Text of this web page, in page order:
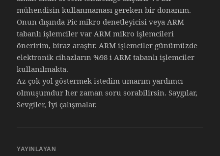
mühendisin kullanmaması gereken bir donanım.
Onun dışında Pic mikro denetleyicisi veya ARM
tabanlı işlemciler var ARM mikro işlemcileri
öneririm, biraz araştır. ARM işlemciler günümüzde
elektronik cihazların %98 i ARM tabanlı işlemciler
kullanılmakta.
Az çok yol göstermek istedim umarım yardımcı
olmuşumdur her zaman soru sorabilirsin. Saygılar,
Sevgiler, İyi çalışmalar.
YAYINLAYAN